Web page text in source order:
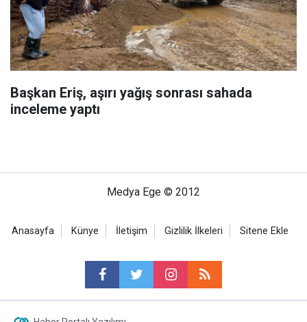
Başkan Eriş, aşırı yağış sonrası sahada
inceleme yaptı
Medya Ege © 2012
Anasayfa Künye İletişim Gizlilik İlkeleri Sitene Ekle